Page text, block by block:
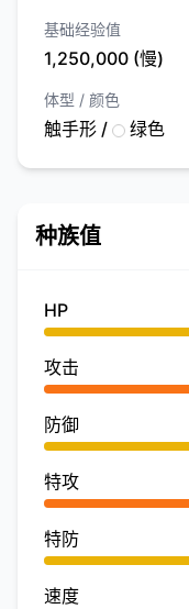
基础经验值
1,250,000 (慢)
体型 / 颜色
触手形 / 绿色
种族值
HP
攻击
防御
特攻
特防
速度